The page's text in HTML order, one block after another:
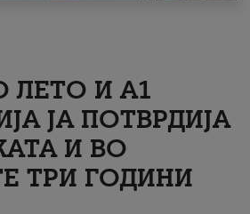
ЛЕТО И A1
ЈА ПОТВРДИЈА
И ВО
ТРИ ГОДИНИ